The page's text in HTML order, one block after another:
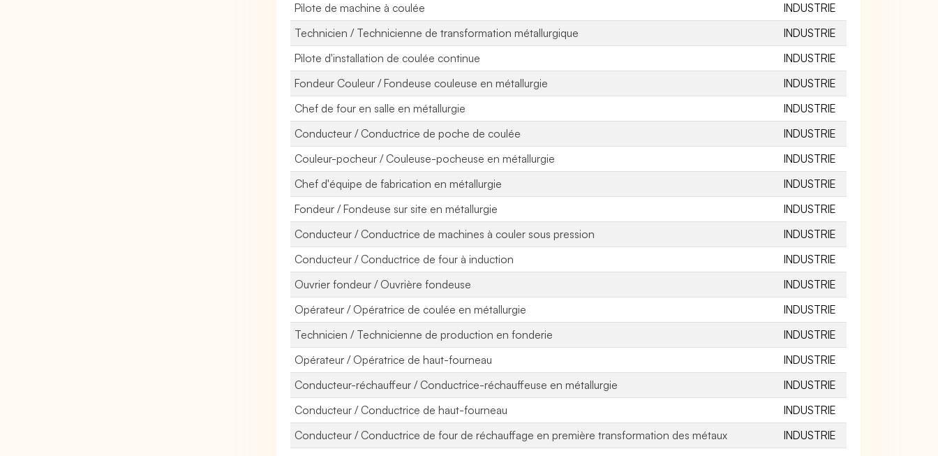
Pilote de machine à coulée
INDUSTRIE
Technicien / Technicienne de transformation métallurgique
INDUSTRIE
Pilote d'installation de coulée continue
INDUSTRIE
Fondeur Couleur / Fondeuse couleuse en métallurgie
INDUSTRIE
Chef de four en salle en métallurgie
INDUSTRIE
Conducteur / Conductrice de poche de coulée
INDUSTRIE
Couleur-pocheur / Couleuse-pocheuse en métallurgie
INDUSTRIE
Chef d'équipe de fabrication en métallurgie
INDUSTRIE
Fondeur / Fondeuse sur site en métallurgie
INDUSTRIE
Conducteur / Conductrice de machines à couler sous pression
INDUSTRIE
Conducteur / Conductrice de four à induction
INDUSTRIE
Ouvrier fondeur / Ouvrière fondeuse
INDUSTRIE
Opérateur / Opératrice de coulée en métallurgie
INDUSTRIE
Technicien / Technicienne de production en fonderie
INDUSTRIE
Opérateur / Opératrice de haut-fourneau
INDUSTRIE
Conducteur-réchauffeur / Conductrice-réchauffeuse en métallurgie
INDUSTRIE
Conducteur / Conductrice de haut-fourneau
INDUSTRIE
Conducteur / Conductrice de four de réchauffage en première transformation des métaux
INDUSTRIE